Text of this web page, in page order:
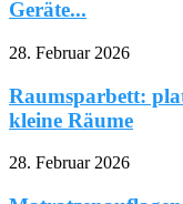
Geräte...
28. Februar 2026
Raumsparbett:
kleine Räume
28. Februar 2026